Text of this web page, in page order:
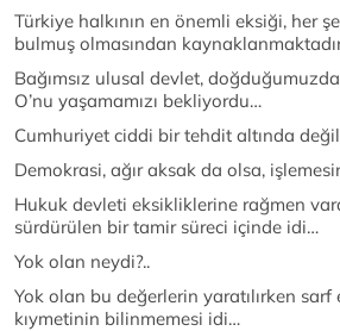
Türkiye halkının en önemli eksiği, her
bulmuş olmasından
Bağımsız ulusal devlet,
O’nu yaşamamızı bekliyordu…
Cumhuriyet ciddi bir tehdit altında
Demokrasi, ağır aksak da olsa,
Hukuk devleti eksikliklerine rağmen
sürdürülen bir tamir süreci içinde idi…
Yok olan neydi?..
Yok olan bu değerlerin yaratılırken sarf
kıymetinin bilinmemesi idi…